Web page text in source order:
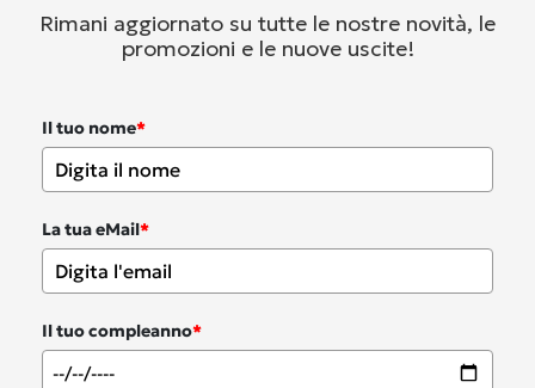
Rimani aggiornato su tutte le nostre novità, le
promozioni e le nuove uscite!
Il tuo nome*
La tua eMail*
Il tuo compleanno*